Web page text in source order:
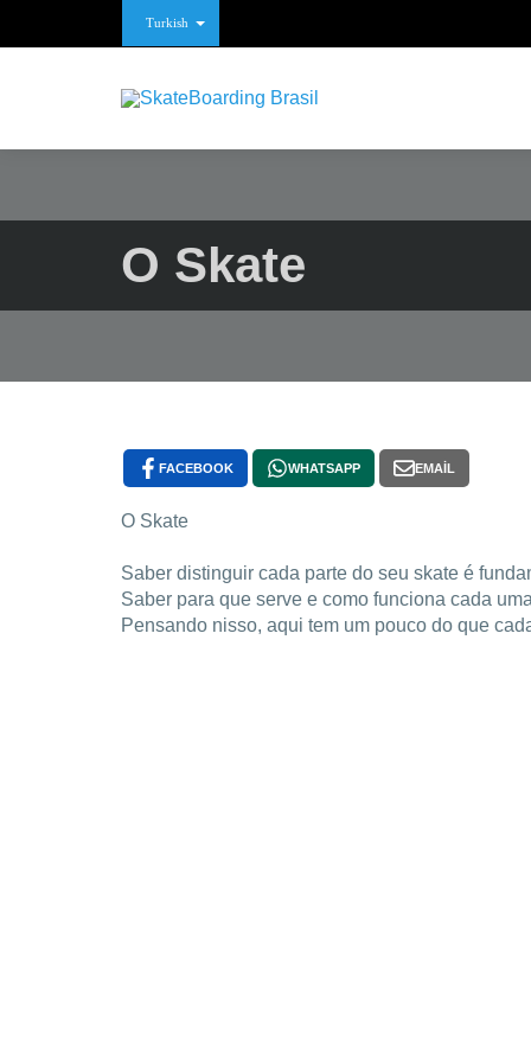
Turkish
O Skate
FACEBOOK WHATSAPP EMAIL
O Skate
Saber distinguir cada parte do seu skate é
Saber para que serve e como funciona cada
Pensando nisso, aqui tem um pouco do que